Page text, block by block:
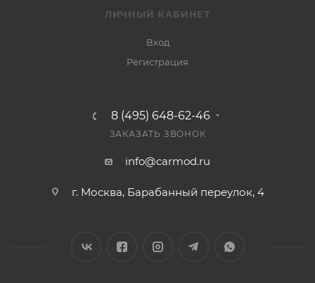
ЛИЧНЫЙ КАБИНЕТ
Вход
Регистрация
8 (495) 648-62-46
ЗАКАЗАТЬ ЗВОНОК
info@carmod.ru
г. Москва, Барабанный переулок, 4